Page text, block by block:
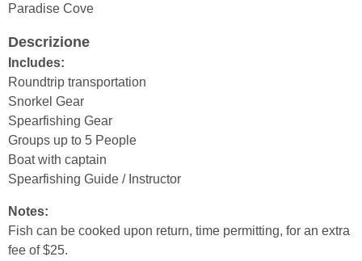
Paradise Cove
Descrizione
Includes:
Roundtrip transportation
Snorkel Gear
Spearfishing Gear
Groups up to 5 People
Boat with captain
Spearfishing Guide / Instructor
Notes:
Fish can be cooked upon return, time permitting, for an extra
fee of $25.